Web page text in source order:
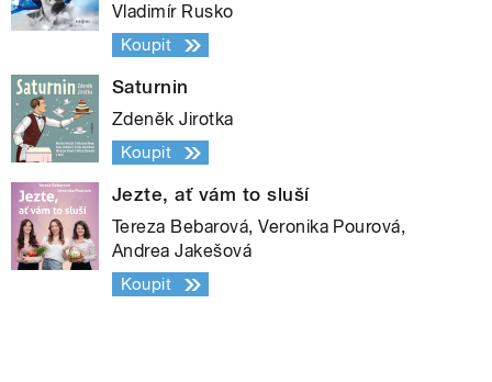
Vladimír Rusko
Koupit
Saturnin
Zdeněk Jirotka
Koupit
Jezte, ať vám to sluší
Tereza Bebarová, Veronika Pourová,
Andrea Jakešová
Koupit